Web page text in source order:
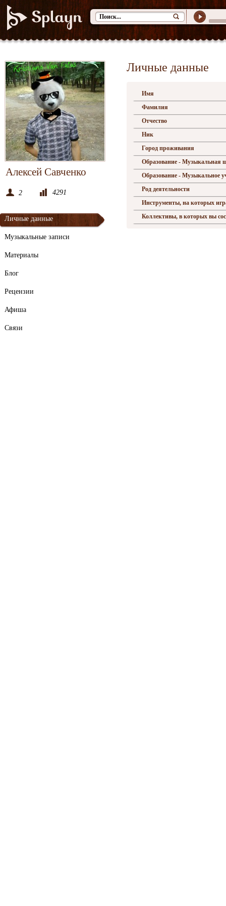
Алексей Савченко
2 4291
Личные данные
Музыкальные записи
Материалы
Блог
Рецензии
Афиша
Связи
Личные данные
Имя
Фамилия
Отчество
Ник
Город проживания
Образование - Музыкальная
Образование - Музыкальное
Род деятельности
Инструменты, на которых
Коллективы, в которых вы